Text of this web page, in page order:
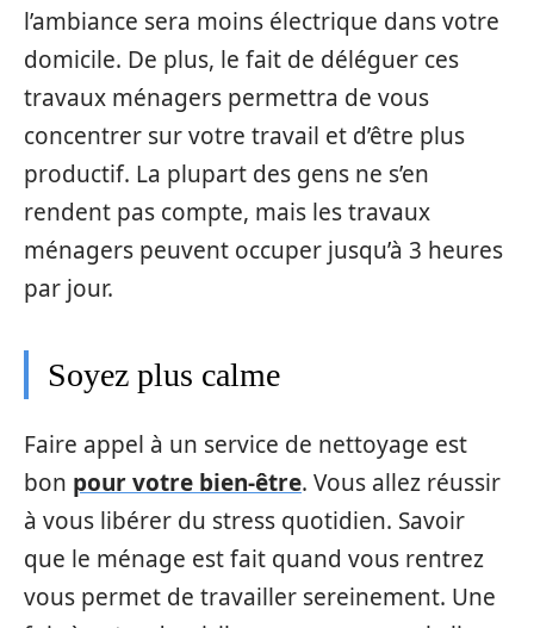
l’ambiance sera moins électrique dans votre
domicile. De plus, le fait de déléguer ces
travaux ménagers permettra de vous
concentrer sur votre travail et d’être plus
productif. La plupart des gens ne s’en
rendent pas compte, mais les travaux
ménagers peuvent occuper jusqu’à 3 heures
par jour.
Soyez plus calme
Faire appel à un service de nettoyage est
bon pour votre bien-être. Vous allez réussir
à vous libérer du stress quotidien. Savoir
que le ménage est fait quand vous rentrez
vous permet de travailler sereinement. Une